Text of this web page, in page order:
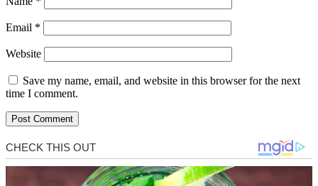
Email *
Website
Save my name, email, and website in this browser for the next
time I comment.